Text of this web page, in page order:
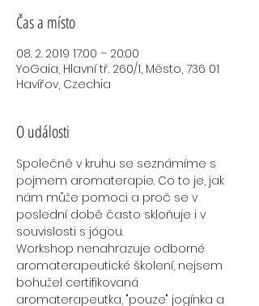
Čas a místo
08. 2. 2019 17:00 – 20:00
YoGaia, Hlavní tř. 260/1, Město, 736 01
Havířov, Czechia
O události
Společně v kruhu se seznámíme s
pojmem aromaterapie. Co to je, jak
nám může pomoci a proč se v
poslední době často skloňuje i v
souvislosti s jógou.
Workshop nenahrazuje odborné
aromaterapeutické školení, nejsem
bohužel certifikovaná
aromaterapeutka, "pouze" jogínka a